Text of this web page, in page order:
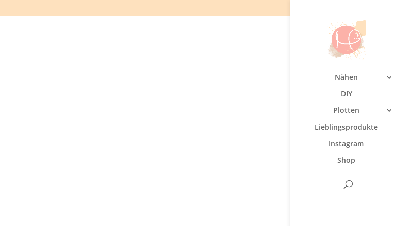
Nähen
DIY
Plotten
Lieblingsprodukte
Instagram
Shop